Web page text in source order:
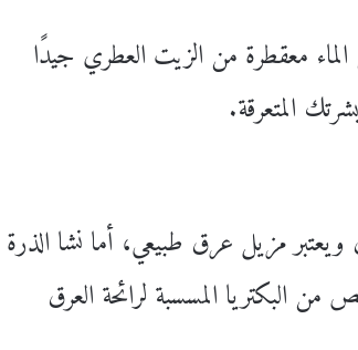
معقطرة من الزيت العطري جيدًا
المتعرقة.
ويعتبر مزيل عرق طبيعي، أما نشا الذرة
البكتريا المسسبة لرائحة العرق